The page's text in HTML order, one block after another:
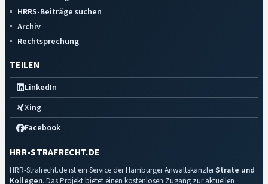
HRRS-Beiträge suchen
Archiv
Rechtsprechung
TEILEN
LinkedIn
Xing
Facebook
HRR-STRAFRECHT.DE
HRR-Strafrecht.de ist ein Service der Hamburger Anwaltskanzlei Strate und
Kollegen. Das Projekt bietet einen kostenlosen Zugang zur aktuellen